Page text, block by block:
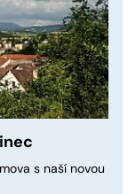
s naší novou